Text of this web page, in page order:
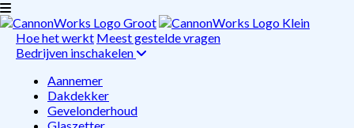
Hoe het werkt Meest gestelde vragen
Bedrijven inschakelen
Aannemer
Dakdekker
Gevelonderhoud